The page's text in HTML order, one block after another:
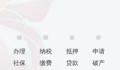
办理
社保
纳税
缴费
抵押
贷款
申请
破产